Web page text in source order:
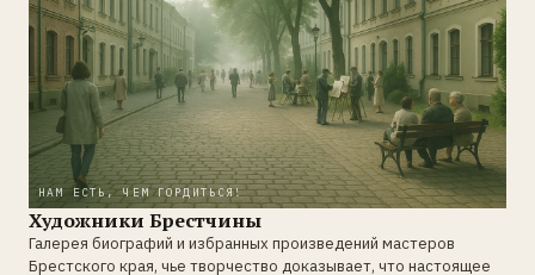
НАМ ЕСТЬ, ЧЕМ ГОРДИТЬСЯ!
Художники Брестчины
Галерея биографий и избранных произведений мастеров
Брестского края, чье творчество доказывает, что настоящее